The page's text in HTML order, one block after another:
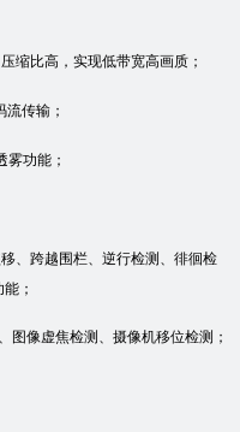
缩比高，实现低带宽高画质；
流传输；
雾功能；
、跨越围栏、逆行检测、徘徊检
；
图像虚焦检测、摄像机移位检测；